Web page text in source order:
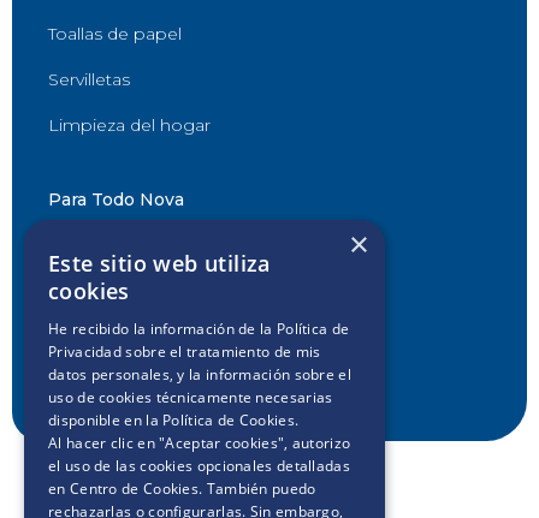
Toallas de papel
Servilletas
Limpieza del hogar
Para Todo Nova
Decilo con Nova
Conocé Club Softys
Contactanos
×
Este sitio web utiliza
cookies
He recibido la información de la Política de
Privacidadsobre el tratamiento de mis
datos personales, y la información sobre el
uso de cookies técnicamente necesarias
disponible en la Política de Cookies.
Al hacer clic en "Aceptar cookies", autorizo
el uso de las cookies opcionales detalladas
en Centro de Cookies. También puedo
rechazarlas o configurarlas. Sin embargo,